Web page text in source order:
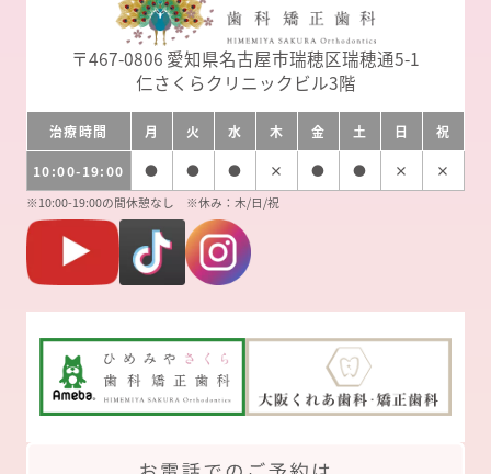
〒467-0806 愛知県名古屋市瑞穂区瑞穂通5-1
仁さくらクリニックビル3階
治療時間 月 火 水 木 金 土 日 祝
10:00-19:00 ● ● ● × ● ● × ×
※10:00-19:00の間休憩なし ※休み：木/日/祝